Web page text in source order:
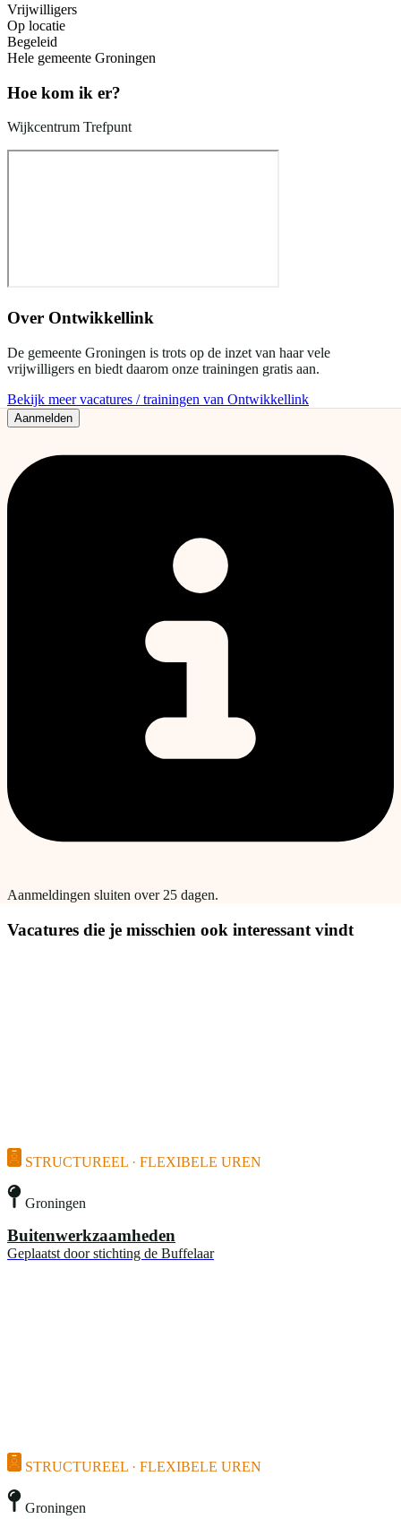
Vrijwilligers
Op locatie
Begeleid
Hele gemeente Groningen
Hoe kom ik er?
Wijkcentrum Trefpunt
Over Ontwikkellink
De gemeente Groningen is trots op de inzet van haar vele
vrijwilligers en biedt daarom onze trainingen gratis aan.
Bekijk meer vacatures / trainingen van Ontwikkellink
Aanmelden
Aanmeldingen sluiten over 25 dagen.
Vacatures die je misschien ook interessant vindt
STRUCTUREEL · FLEXIBELE UREN
Groningen
Buitenwerkzaamheden
Geplaatst door stichting de Buffelaar
STRUCTUREEL · FLEXIBELE UREN
Groningen